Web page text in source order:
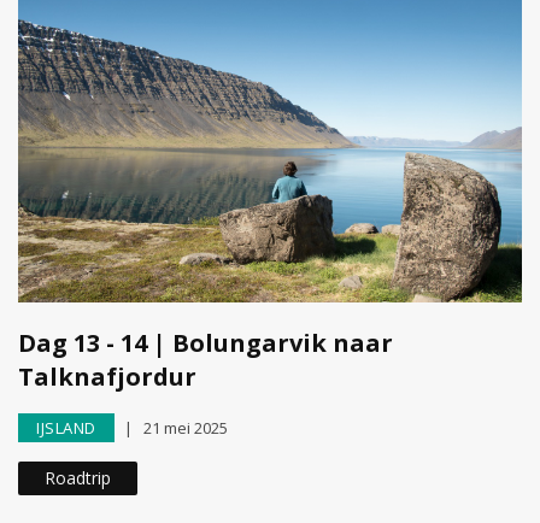
Dag 13 - 14 | Bolungarvik naar
Talknafjordur
IJSLAND 21 mei 2025
Roadtrip